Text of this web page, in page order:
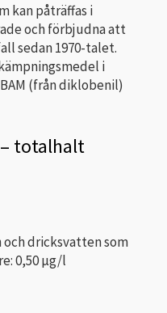
kan påträffas i
och förbjudna att
sedan 1970-talet.
i
(från diklobenil)
totalhalt
och dricksvatten som
0,50 µg/l